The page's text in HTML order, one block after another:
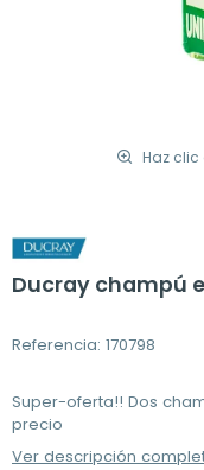
Haz
Ducray champú
Referencia: 170798
Super-oferta!! Dos
precio
Ver descripción